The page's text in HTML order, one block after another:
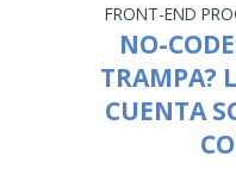
FRONT-END
NO-
TRAMPA?
CUENTA